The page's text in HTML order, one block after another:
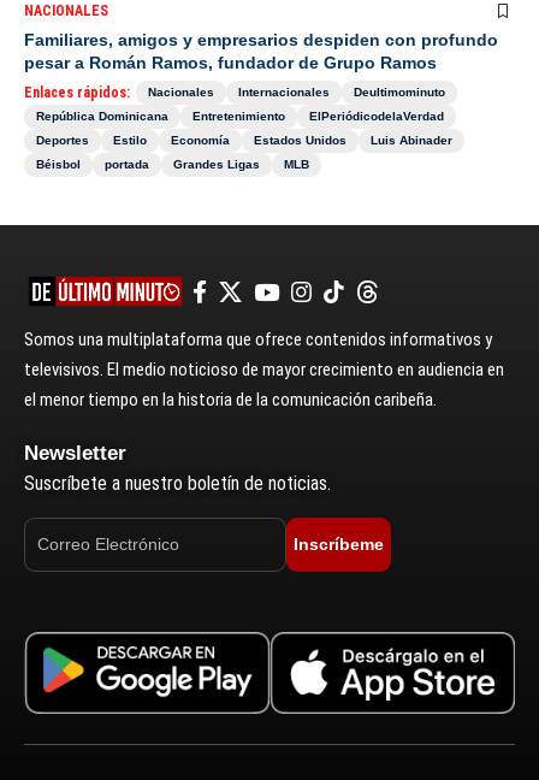
NACIONALES
Familiares, amigos y empresarios despiden con profundo
pesar a Román Ramos, fundador de Grupo Ramos
Enlaces rápidos: Nacionales Internacionales
Deultimominuto
República Dominicana
Entretenimiento
ElPeriódicodelaVerdad
Deportes
Estilo Economía Estados Unidos
Luis Abinader
Béisbol
portada Grandes Ligas MLB
Somos una multiplataforma que ofrece contenidos informativos y
televisivos. El medio noticioso de mayor crecimiento en audiencia en
el menor tiempo en la historia de la comunicación caribeña.
Newsletter
Suscríbete a nuestro boletín de noticias.
Inscríbeme